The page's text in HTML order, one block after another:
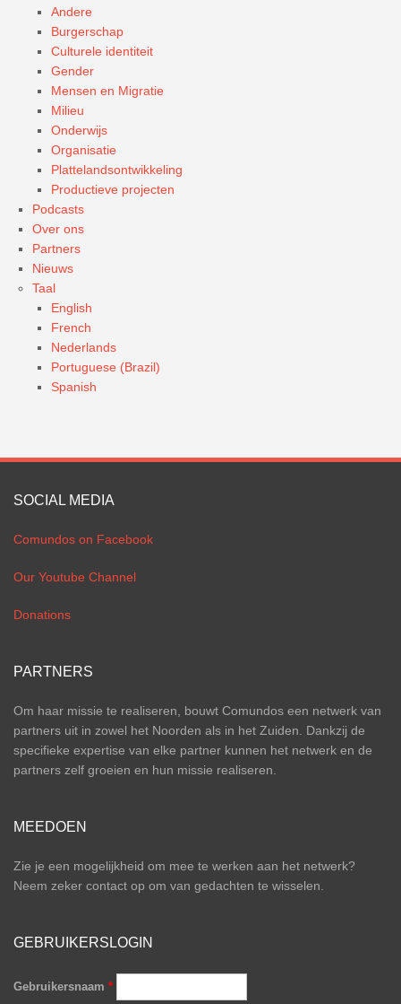
Andere
Burgerschap
Culturele identiteit
Gender
Mensen en Migratie
Milieu
Onderwijs
Organisatie
Plattelandsontwikkeling
Productieve projecten
Podcasts
Over ons
Partners
Nieuws
Taal
English
French
Nederlands
Portuguese (Brazil)
Spanish
SOCIAL MEDIA
Comundos on Facebook
Our Youtube Channel
Donations
PARTNERS
Om haar missie te realiseren, bouwt Comundos een netwerk van
partners uit in zowel het Noorden als in het Zuiden. Dankzij de
specifieke expertise van elke partner kunnen het netwerk en de
partners zelf groeien en hun missie realiseren.
MEEDOEN
Zie je een mogelijkheid om mee te werken aan het netwerk?
Neem zeker contact op om van gedachten te wisselen.
GEBRUIKERSLOGIN
Gebruikersnaam *